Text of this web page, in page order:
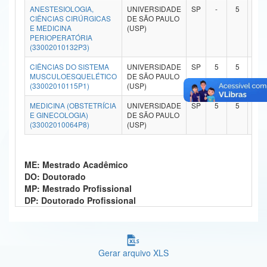
Ministério da Ciência, Tecnologia, Inovações e Comunicações
Ministério do Meio Ambiente
Ministério do Turismo
Ministério do Desenvolvimento Regional
Controladoria-Geral da União
Ministério da Mulher, da Família e dos Direitos Humanos
Secretaria de Governo
Gabinete de Segurança Institucional
ANESTESIOLOGIA,
CIÊNCIAS CIRÚRGICAS
E MEDICINA
PERIOPERATÓRIA
(33002010132P3)
UNIVERSIDADE
DE SÃO PAULO
(USP)
SP - 5
CIÊNCIAS DO SISTEMA
MUSCULOESQUELÉTICO
(33002010115P1)
UNIVERSIDADE
DE SÃO PAULO
(USP)
SP 5 5
MEDICINA (OBSTETRÍCIA
E GINECOLOGIA)
(33002010064P8)
UNIVERSIDADE
DE SÃO PAULO
(USP)
SP 5 5 -
ME: Mestrado Acadêmico
DO: Doutorado
MP: Mestrado Profissional
DP: Doutorado Profissional
Gerar arquivo XLS